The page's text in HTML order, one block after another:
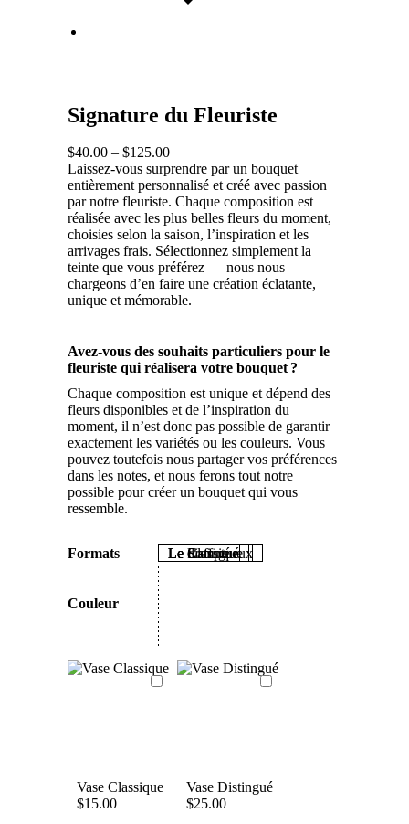
Signature du Fleuriste
$40.00 – $125.00
Laissez-vous surprendre par un bouquet
entièrement personnalisé et créé avec passion
par notre fleuriste. Chaque composition est
réalisée avec les plus belles fleurs du moment,
choisies selon la saison, l’inspiration et les
arrivages frais. Sélectionnez simplement la
teinte que vous préférez — nous nous
chargeons d’en faire une création éclatante,
unique et mémorable.
Avez-vous des souhaits particuliers pour le
fleuriste qui réalisera votre bouquet ?
Chaque composition est unique et dépend des
fleurs disponibles et de l’inspiration du
moment, il n’est donc pas possible de garantir
exactement les variétés ou les couleurs. Vous
pouvez toutefois nous partager vos préférences
dans les notes, et nous ferons tout notre
possible pour créer un bouquet qui vous
ressemble.
Formats Le Classique
Le distingué
Le Raffiné
Le Somptueux
Couleur
Vase Classique
$15.00
Vase Distingué
$25.00